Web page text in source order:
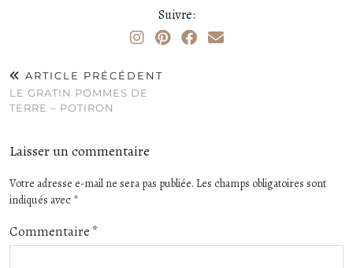
Suivre:
ARTICLE PRÉCÉDENT
LE GRATIN POMMES DE
TERRE – POTIRON
Laisser un commentaire
Votre adresse e-mail ne sera pas publiée. Les champs obligatoires sont
indiqués avec *
Commentaire *